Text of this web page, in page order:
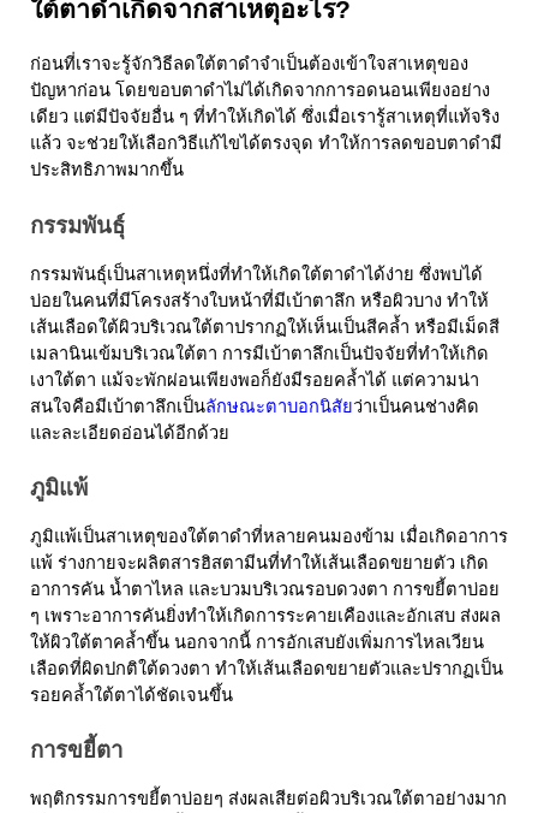
ใต้ตาดำเกิดจากสาเหตุอะไร?
ก่อนที่เราจะรู้จักวิธีลดใต้ตาดำจำเป็นต้องเข้าใจสาเหตุของ
ปัญหาก่อน โดยขอบตาดำไม่ได้เกิดจากการอดนอนเพียงอย่าง
เดียว แต่มีปัจจัยอื่น ๆ ที่ทำให้เกิดได้ ซึ่งเมื่อเรารู้สาเหตุที่แท้จริง
แล้ว จะช่วยให้เลือกวิธีแก้ไขได้ตรงจุด ทำให้การลดขอบตาดำมี
ประสิทธิภาพมากขึ้น
กรรมพันธุ์
กรรมพันธุ์เป็นสาเหตุหนึ่งที่ทำให้เกิดใต้ตาดำได้ง่าย ซึ่งพบได้
บ่อยในคนที่มีโครงสร้างใบหน้าที่มีเบ้าตาลึก หรือผิวบาง ทำให้
เส้นเลือดใต้ผิวบริเวณใต้ตาปรากฏให้เห็นเป็นสีคล้ำ หรือมีเม็ดสี
เมลานินเข้มบริเวณใต้ตา การมีเบ้าตาลึกเป็นปัจจัยที่ทำให้เกิด
เงาใต้ตา แม้จะพักผ่อนเพียงพอก็ยังมีรอยคล้ำได้ แต่ความน่า
สนใจคือมีเบ้าตาลึกเป็นลักษณะตาบอกนิสัยว่าเป็นคนช่างคิด
และละเอียดอ่อนได้อีกด้วย
ภูมิแพ้
ภูมิแพ้เป็นสาเหตุของใต้ตาดำที่หลายคนมองข้าม เมื่อเกิดอาการ
แพ้ ร่างกายจะผลิตสารฮิสตามีนที่ทำให้เส้นเลือดขยายตัว เกิด
อาการคัน น้ำตาไหล และบวมบริเวณรอบดวงตา การขยี้ตาบ่อย
ๆ เพราะอาการคันยิ่งทำให้เกิดการระคายเคืองและอักเสบ ส่งผล
ให้ผิวใต้ตาคล้ำขึ้น นอกจากนี้ การอักเสบยังเพิ่มการไหลเวียน
เลือดที่ผิดปกติใต้ดวงตา ทำให้เส้นเลือดขยายตัวและปรากฏเป็น
รอยคล้ำใต้ตาได้ชัดเจนขึ้น
การขยี้ตา
พฤติกรรมการขยี้ตาบ่อยๆ ส่งผลเสียต่อผิวบริเวณใต้ตาอย่างมาก